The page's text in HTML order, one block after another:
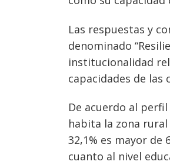
Las respuestas y
denominado
institucionalidad
capacidades de
De acuerdo al
habita la zona rural
32,1% es mayor de
cuanto al nivel